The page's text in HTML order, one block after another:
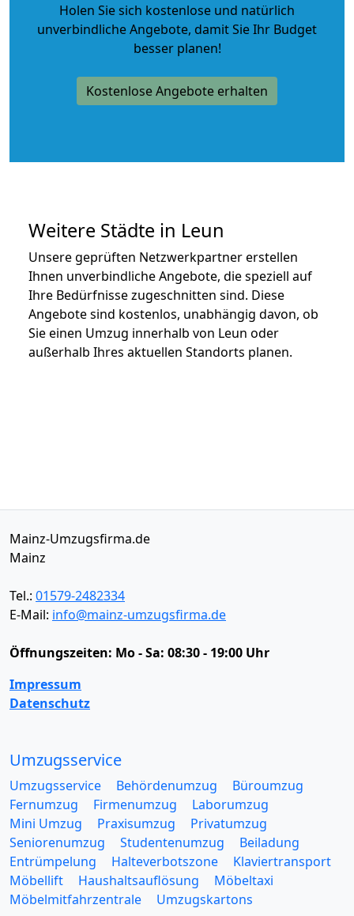
Holen Sie sich kostenlose und natürlich
unverbindliche Angebote, damit Sie Ihr Budget
besser planen!
Kostenlose Angebote erhalten
Weitere Städte in Leun
Unsere geprüften Netzwerkpartner erstellen
Ihnen unverbindliche Angebote, die speziell auf
Ihre Bedürfnisse zugeschnitten sind. Diese
Angebote sind kostenlos, unabhängig davon, ob
Sie einen Umzug innerhalb von Leun oder
außerhalb Ihres aktuellen Standorts planen.
Mainz-Umzugsfirma.de
Mainz
Tel.: 01579-2482334
E-Mail: info@mainz-umzugsfirma.de
Öffnungszeiten: Mo - Sa: 08:30 - 19:00 Uhr
Impressum
Datenschutz
Umzugsservice
Umzugsservice Behördenumzug
Büroumzug
Fernumzug
Firmenumzug
Laborumzug
Mini Umzug
Praxisumzug
Privatumzug
Seniorenumzug
Studentenumzug
Beiladung
Entrümpelung
Halteverbotszone
Klaviertransport
Möbellift
Haushaltsauflösung
Möbeltaxi
Möbelmitfahrzentrale
Umzugskartons